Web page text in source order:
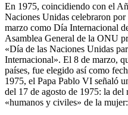
En 1975, coincidiendo con el
Naciones Unidas celebraron
marzo como Día Internacional
Asamblea General de la ONU
«Día de las Naciones Unidas
Internacional». El 8 de marzo,
países, fue elegido así como
1975, el Papa Pablo VI señaló
del 17 de agosto de 1975: la
«humanos y civiles» de la mujer: